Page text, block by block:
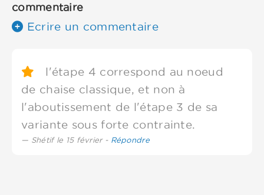
commentaire
Ecrire un commentaire
l'étape 4 correspond au noeud
de chaise classique, et non à
l'aboutissement de l'étape 3 de sa
variante sous forte contrainte.
Shétif le 15 février - Répondre